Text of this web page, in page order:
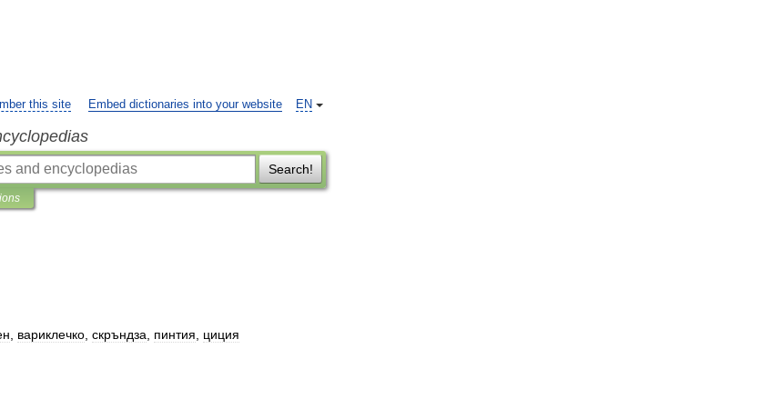
EN
this site Embed dictionaries into your website
Search!
вариклечко скръндза пинтия
циция